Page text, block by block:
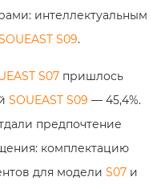
интеллектуальным
S09.
S07 пришлось
SOUEAST S09 — 45,4%.
предпочтение
комплектацию
для модели S07 и